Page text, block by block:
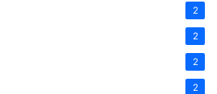
2
2
2
2